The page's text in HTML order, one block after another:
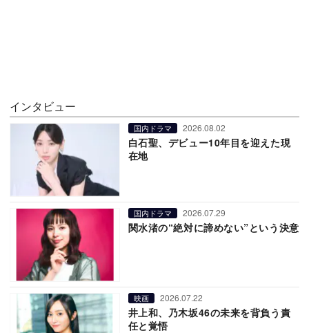
インタビュー
国内ドラマ 2026.08.02
白石聖、デビュー10年目を迎えた現
在地
国内ドラマ 2026.07.29
関水渚の“絶対に諦めない”という決意
映画 2026.07.22
井上和、乃木坂46の未来を背負う責
任と覚悟